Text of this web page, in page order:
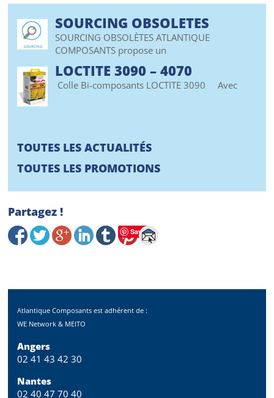
SOURCING OBSOLETES
SOURCING OBSOLÈTES ATLANTIQUE
COMPOSANTS propose un
LOCTITE 3090 – 4070
Colle Bi-composants LOCTITE 3090 Avec
TOUTES LES ACTUALITÉS
TOUTES LES PROMOTIONS
Partagez !
Save
Atlantique Composants est adhérent de :
WE Network & MEITO
Angers
02 41 43 42 30
Nantes
02 40 47 70 40